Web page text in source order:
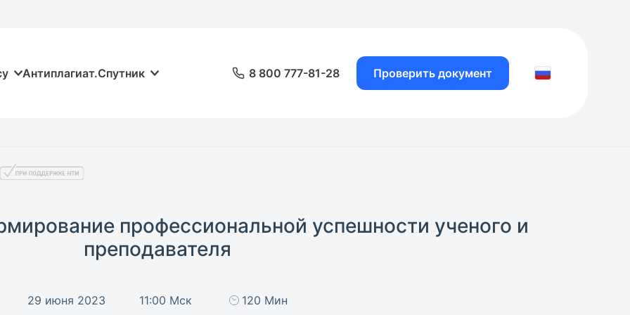
Антиплагиат.Спутник 8 800 777-81-28 Проверить документ
профессиональной успешности ученого и
преподавателя
29 июня 2023 11:00 Мск 120 Мин